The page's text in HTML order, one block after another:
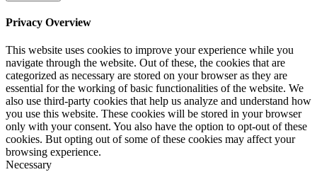
Privacy Overview
This website uses cookies to improve your experience while you
navigate through the website. Out of these, the cookies that are
categorized as necessary are stored on your browser as they are
essential for the working of basic functionalities of the website. We
also use third-party cookies that help us analyze and understand how
you use this website. These cookies will be stored in your browser
only with your consent. You also have the option to opt-out of these
cookies. But opting out of some of these cookies may affect your
browsing experience.
Necessary